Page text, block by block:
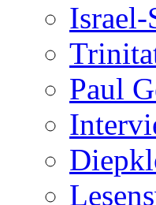
Israel-
Paul